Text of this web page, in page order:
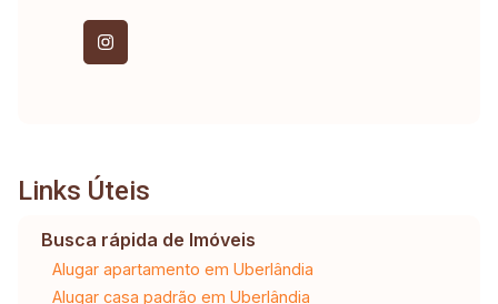
Links Úteis
Busca rápida de Imóveis
Alugar apartamento em Uberlândia
Alugar casa padrão em Uberlândia